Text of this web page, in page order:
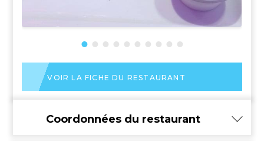
VOIR LA FICHE DU RESTAURANT
Coordonnées du restaurant